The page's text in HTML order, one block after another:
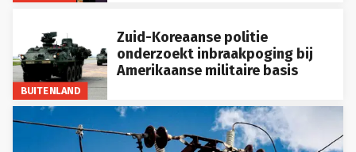
BUITENLAND
Zuid-Koreaanse politie
onderzoekt inbraakpoging bij
Amerikaanse militaire basis